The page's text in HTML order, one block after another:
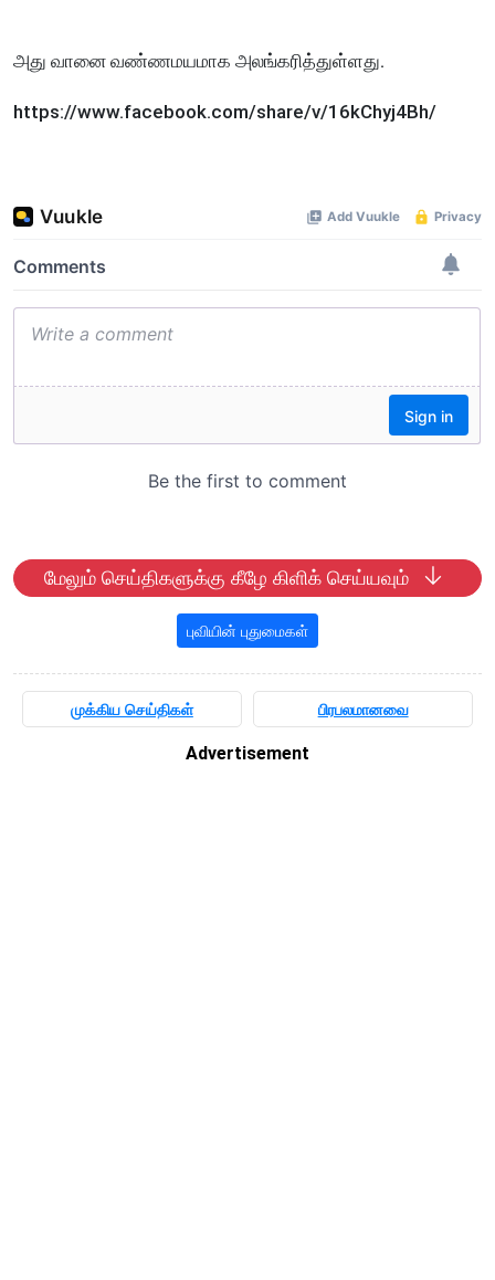
அது வானை வண்ணமயமாக அலங்கரித்துள்ளது.
https://www.facebook.com/share/v/16kChyj4Bh/
மேலும் செய்திகளுக்கு கீழே கிளிக் செய்யவும்
புவியின் புதுமைகள்
முக்கிய செய்திகள் பிரபலமானவை
Advertisement